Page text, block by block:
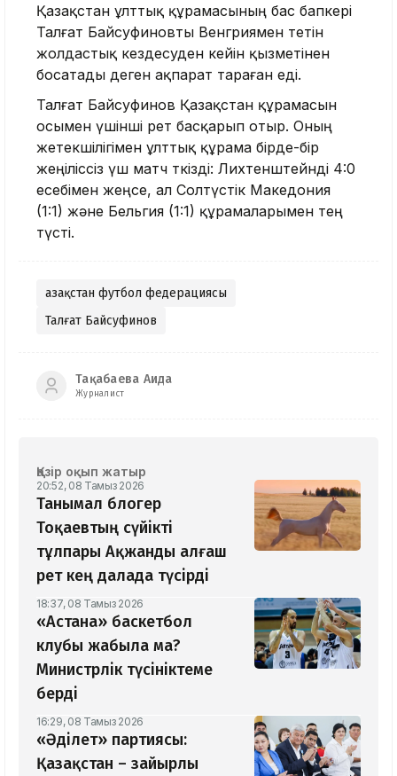
Қазақстан ұлттық құрамасының бас бапкері
Талғат Байсуфиновты Венгриямен өтетін
жолдастық кездесуден кейін қызметінен
босатады деген ақпарат тараған еді.
Талғат Байсуфинов Қазақстан құрамасын
осымен үшінші рет басқарып отыр. Оның
жетекшілігімен ұлттық құрама бірде-бір
жеңіліссіз үш матч өткізді: Лихтенштейнді 4:0
есебімен жеңсе, ал Солтүстік Македония
(1:1) және Бельгия (1:1) құрамаларымен тең
түсті.
Қазақстан футбол федерациясы
Талғат Байсуфинов
Тақабаева Аида
Журналист
Қазір оқып жатыр
20:52, 08 Тамыз 2026
Танымал блогер
Тоқаевтың сүйікті
тұлпары Ақжанды алғаш
рет кең далада түсірді
18:37, 08 Тамыз 2026
«Астана» баскетбол
клубы жабыла ма?
Министрлік түсініктеме
берді
16:29, 08 Тамыз 2026
«Әділет» партиясы:
Қазақстан – зайырлы